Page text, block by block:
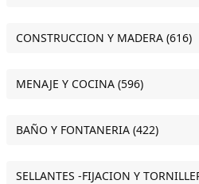
CONSTRUCCION Y MADERA (616)
MENAJE Y COCINA (596)
BAÑO Y FONTANERIA (422)
SELLANTES -FIJACION Y